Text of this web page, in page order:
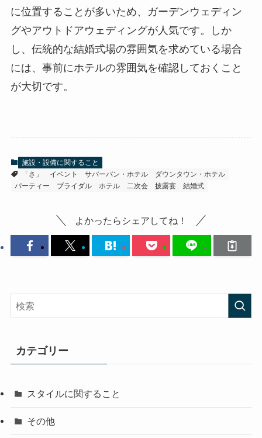
に位置することが多いため、ガーデンウェディン
グやアウトドアウェディングが人気です。しか
し、伝統的な結婚式場の雰囲気を求めている場合
には、事前にホテルの雰囲気を確認しておくこと
が大切です。
施設・設備に関すること
「さ」
イベント サバーバン・ホテル
ダウンタウン・ホテル
パーティー
ブライダル ホテル 二次会 披露宴 結婚式
よかったらシェアしてね！
カテゴリー
スタイルに関すること
その他